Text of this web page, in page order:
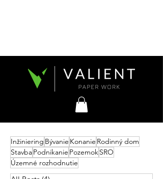
Inžiniering Bývanie Konanie Rodinný dom
StavbaPodnikanie PozemokSRO
Územné rozhodnutie